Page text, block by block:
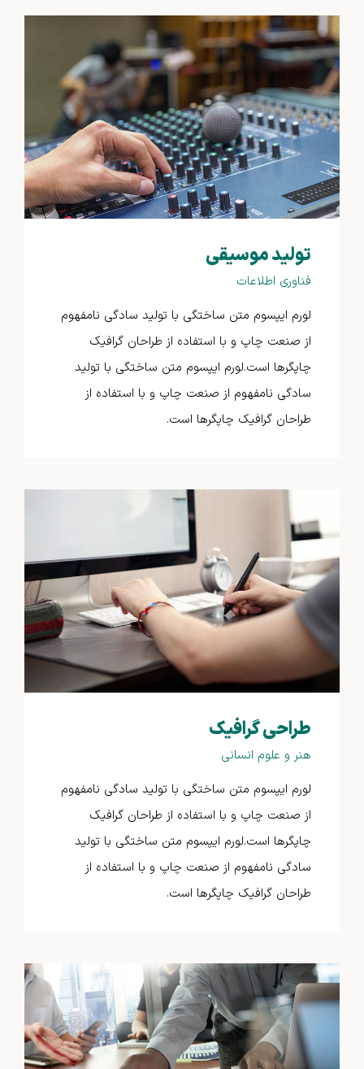
تولید موسیقی
فناوری اطلاعات
لورم ایپسوم متن ساختگی با تولید سادگی نامفهوم
از صنعت چاپ و با استفاده از طراحان گرافیک
چاپگرها است.لورم ایپسوم متن ساختگی با تولید
سادگی نامفهوم از صنعت چاپ و با استفاده از
طراحان گرافیک چاپگرها است.
طراحی گرافیک
هنر و علوم انسانی
لورم ایپسوم متن ساختگی با تولید سادگی نامفهوم
از صنعت چاپ و با استفاده از طراحان گرافیک
چاپگرها است.لورم ایپسوم متن ساختگی با تولید
سادگی نامفهوم از صنعت چاپ و با استفاده از
طراحان گرافیک چاپگرها است.